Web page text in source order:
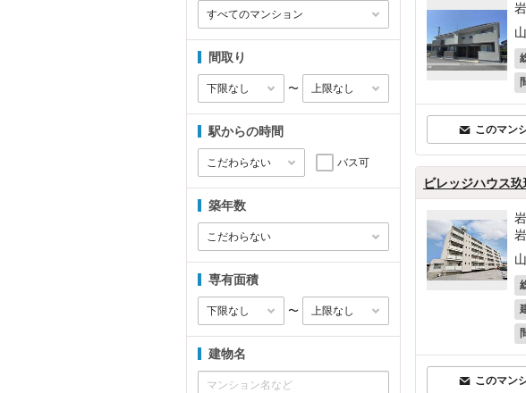
間取り
〜
駅からの時間
バス可
築年数
専有面積
〜
建物名
このマン
ビレッジハウス
このマン